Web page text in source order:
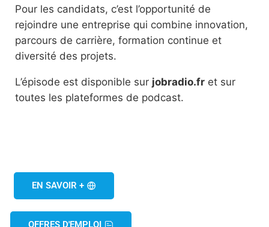
Pour les candidats, c’est l’opportunité de
rejoindre une entreprise qui combine innovation,
parcours de carrière, formation continue et
diversité des projets.
L’épisode est disponible sur jobradio.fr et sur
toutes les plateformes de podcast.
EN SAVOIR +
OFFRES D'EMPLOI